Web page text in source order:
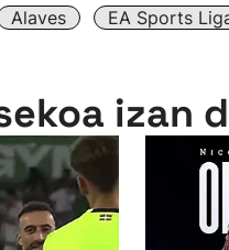
Alaves EA Sports
izan